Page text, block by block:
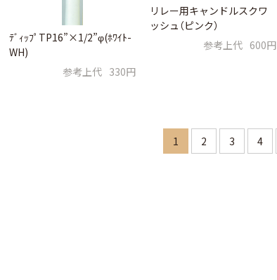
ﾃﾞｨｯﾌﾟTP16”×1/2”φ(ﾎﾜｲﾄ-
WH)
参考上代 330円
リレー用キャンドルスクワ
ッシュ（ピンク）
参考上代 600円
1 2 3 4